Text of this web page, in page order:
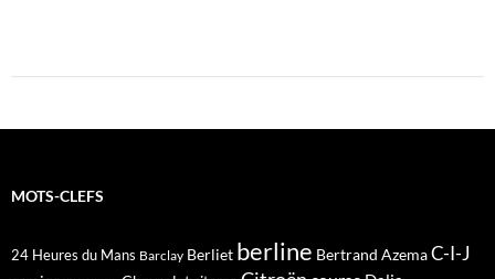
MOTS-CLEFS
24 Heures du Mans Barclay Berliet berline Bertrand AzemaC-I-J